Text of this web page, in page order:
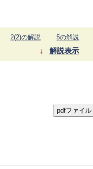
2(2)の解説 5の解説
解説表示
pdfファイル